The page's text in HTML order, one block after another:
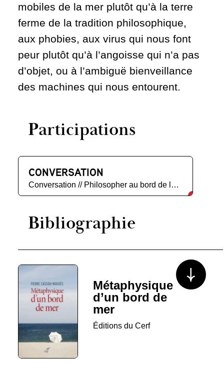
mobiles de la mer plutôt qu’à la terre
ferme de la tradition philosophique,
aux phobies, aux virus qui nous font
peur plutôt qu’à l’angoisse qui n’a pas
d’objet, ou à l’ambiguë bienveillance
des machines qui nous entourent.
Participations
CONVERSATION
Conversation // Philosopher au bord de la mer
Bibliographie
Métaphysique
d’un bord de
mer
Éditions du Cerf
Voir plus/